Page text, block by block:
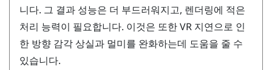
니다. 그 결과 성능은 더 부드러워지고, 렌더링에 적은
처리 능력이 필요합니다. 이것은 또한 VR 지연으로 인
한 방향 감각 상실과 멀미를 완화하는데 도움을 줄 수
있습니다.